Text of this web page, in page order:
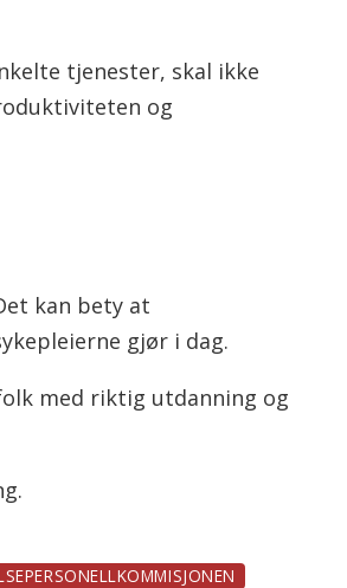
tjenester, skal ikke
og
kan bety at
gjør i dag.
med riktig utdanning og